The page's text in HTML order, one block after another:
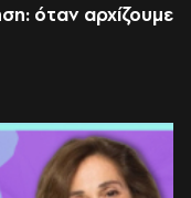
όταν αρχίζουμε